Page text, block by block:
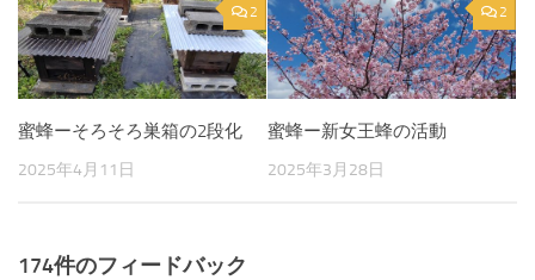
2
蜜蜂ーそろそろ巣箱の2段化
2025年4月11日
2
蜜蜂ー新女王蜂の活動
2025年3月28日
174件のフィードバック